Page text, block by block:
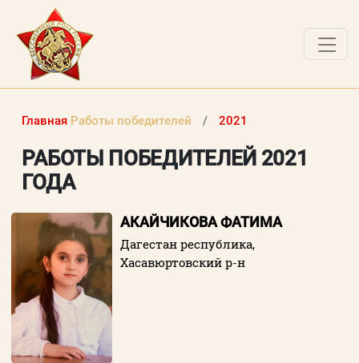
НОВОСТИ
ВОПРОСЫ
ВХОД В ЛК
ВХОД В ЛИЧНЫЙ КАБИНЕТ
Логин (электронная почта)
Главная Работы победителей 2021
РАБОТЫ ПОБЕДИТЕЛЕЙ 2021
ГОДА
АКАЙЧИКОВА ФАТИМА
Дагестан республика,
Хасавюртовский р-н